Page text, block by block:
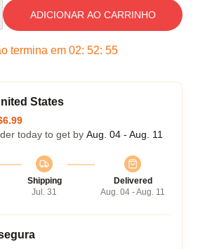
ADICIONAR AO CARRINHO
termina em 02: 52: 54
States
today to get by Aug. 04 - Aug. 11
Shipping
Jul. 31
Delivered
Aug. 04 - Aug. 11